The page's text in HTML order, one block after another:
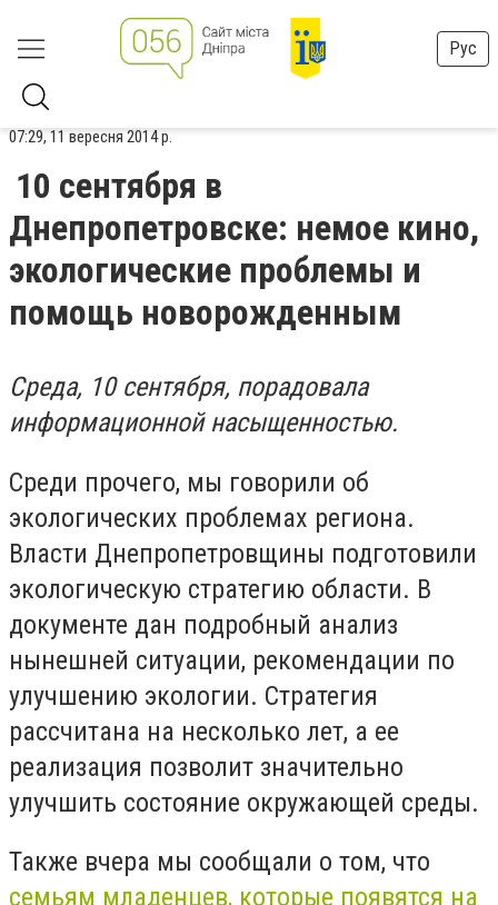
Рус
07:29, 11 вересня 2014 р.
10 сентября в
Днепропетровске: немое кино,
экологические проблемы и
помощь новорожденным
Среда, 10 сентября, порадовала
информационной насыщенностью.
Среди прочего, мы говорили об
экологических проблемах региона.
Власти Днепропетровщины подготовили
экологическую стратегию области. В
документе дан подробный анализ
нынешней ситуации, рекомендации по
улучшению экологии. Стратегия
рассчитана на несколько лет, а ее
реализация позволит значительно
улучшить состояние окружающей среды.
Также вчера мы сообщали о том, что
семьям младенцев, которые появятся на